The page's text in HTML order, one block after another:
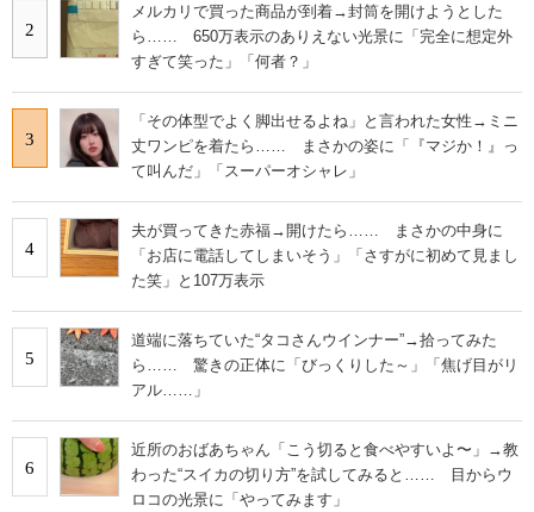
2
メルカリで買った商品が到着→封筒を開けようとした
ら…… 650万表示のありえない光景に「完全に想定外
すぎて笑った」「何者？」
3
「その体型でよく脚出せるよね」と言われた女性→ミニ
丈ワンピを着たら…… まさかの姿に「『マジか！』っ
て叫んだ」「スーパーオシャレ」
4
夫が買ってきた赤福→開けたら…… まさかの中身に
「お店に電話してしまいそう」「さすがに初めて見まし
た笑」と107万表示
5
道端に落ちていた“タコさんウインナー”→拾ってみた
ら…… 驚きの正体に「びっくりした～」「焦げ目がリ
アル……」
6
近所のおばあちゃん「こう切ると食べやすいよ〜」→教
わった“スイカの切り方”を試してみると…… 目からウ
ロコの光景に「やってみます」